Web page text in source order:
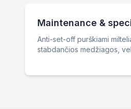
Maintenance &
Anti-set-off purškiami
stabdančios medžiagos,